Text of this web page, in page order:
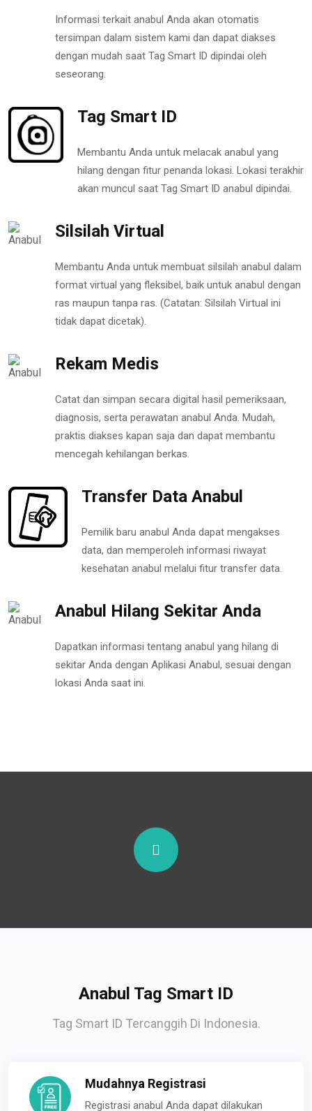
Informasi terkait anabul Anda akan otomatis
tersimpan dalam sistem kami dan dapat diakses
dengan mudah saat Tag Smart ID dipindai oleh
seseorang.
Tag Smart ID
Membantu Anda untuk melacak anabul yang
hilang dengan fitur penanda lokasi. Lokasi terakhir
akan muncul saat Tag Smart ID anabul dipindai.
Silsilah Virtual
Membantu Anda untuk membuat silsilah anabul dalam
format virtual yang fleksibel, baik untuk anabul dengan
ras maupun tanpa ras. (Catatan: Silsilah Virtual ini
tidak dapat dicetak).
Rekam Medis
Catat dan simpan secara digital hasil pemeriksaan,
diagnosis, serta perawatan anabul Anda. Mudah,
praktis diakses kapan saja dan dapat membantu
mencegah kehilangan berkas.
Transfer Data Anabul
Pemilik baru anabul Anda dapat mengakses
data, dan memperoleh informasi riwayat
kesehatan anabul melalui fitur transfer data.
Anabul Hilang Sekitar Anda
Dapatkan informasi tentang anabul yang hilang di
sekitar Anda dengan Aplikasi Anabul, sesuai dengan
lokasi Anda saat ini.
Anabul Tag Smart ID
Tag Smart ID Tercanggih Di Indonesia.
Mudahnya Registrasi
Registrasi anabul Anda dapat dilakukan